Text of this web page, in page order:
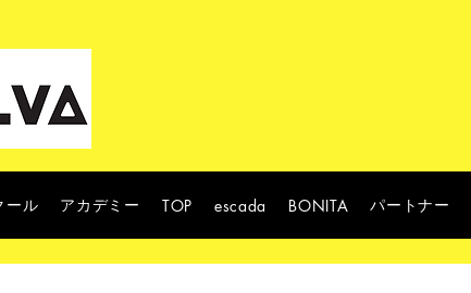
ール アカデミー TOP escada BONITA パートナー